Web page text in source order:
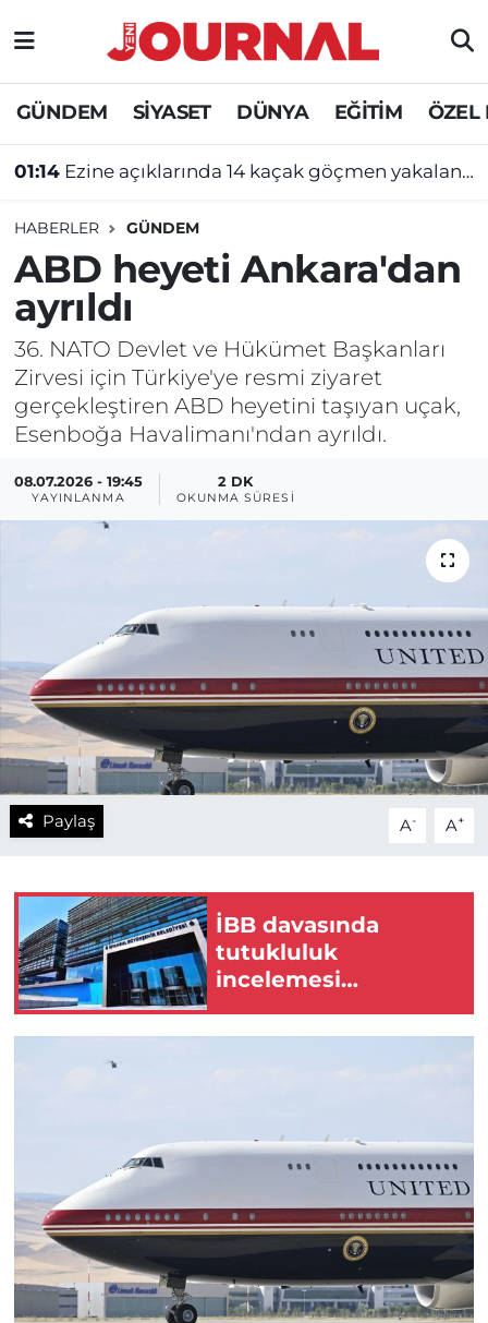
GÜNDEM SİYASET DÜNYA EĞİTİM ÖZEL
01:14 Ezine açıklarında 14 kaçak göçmen yakalandı
HABERLER GÜNDEM
ABD heyeti Ankara'dan
ayrıldı
36. NATO Devlet ve Hükümet Başkanları
Zirvesi için Türkiye'ye resmi ziyaret
gerçekleştiren ABD heyetini taşıyan uçak,
Esenboğa Havalimanı'ndan ayrıldı.
08.07.2026 - 19:45
YAYINLANMA
2 DK
OKUNMA SÜRESI
Paylaş A- A+
İBB davasında
tutukluluk
incelemesi
GÜNDEM
SİYASET
DÜNYA
EĞİTİM
ÖZEL HABER
Nöbetçi Eczaneler
Hava Durumu
Süper Lig Puan Durumu ve Fikstür
Tüm Manşetler
Son Dakika Haberleri
Haber Arşivi